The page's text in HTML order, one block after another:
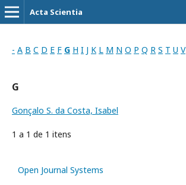
Acta Scientia
- A B C D E F G H I J K L M N O P Q R S T U V
G
Gonçalo S. da Costa, Isabel
1 a 1 de 1 itens
Open Journal Systems